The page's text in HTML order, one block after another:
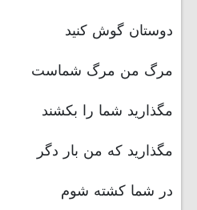
دوستان گوش كنید
مرگ من مرگ شماست
مگذارید شما را بكشند
مگذارید كه من بار دگر
در شما كشته شوم